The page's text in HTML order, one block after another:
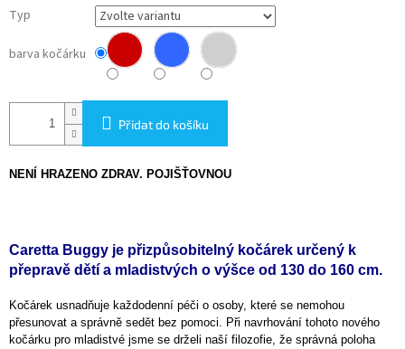
cena:
Typ
barva kočárku
Přidat do košíku
NENÍ HRAZENO ZDRAV. POJIŠŤOVNOU
Caretta Buggy je přizpůsobitelný kočárek určený k
přepravě dětí a mladistvých o výšce od 130 do 160 cm.
Kočárek usnadňuje každodenní péči o osoby, které se nemohou
přesunovat a správně sedět bez pomoci. Při navrhování tohoto nového
kočárku pro mladistvé jsme se drželi naší filozofie, že správná poloha